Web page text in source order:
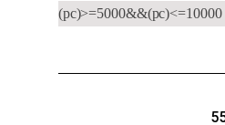
(pc)>=5000&&(pc)<=10000